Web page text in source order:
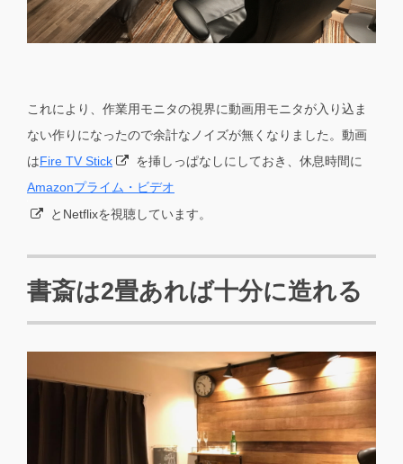
これにより、作業用モニタの視界に動画用モニタが入り込ま
ない作りになったので余計なノイズが無くなりました。動画
はFire TV Stick
を挿しっぱなしにしておき、休息時間に
Amazonプライム・ビデオ
とNetflixを視聴しています。
書斎は2畳あれば十分に造れる